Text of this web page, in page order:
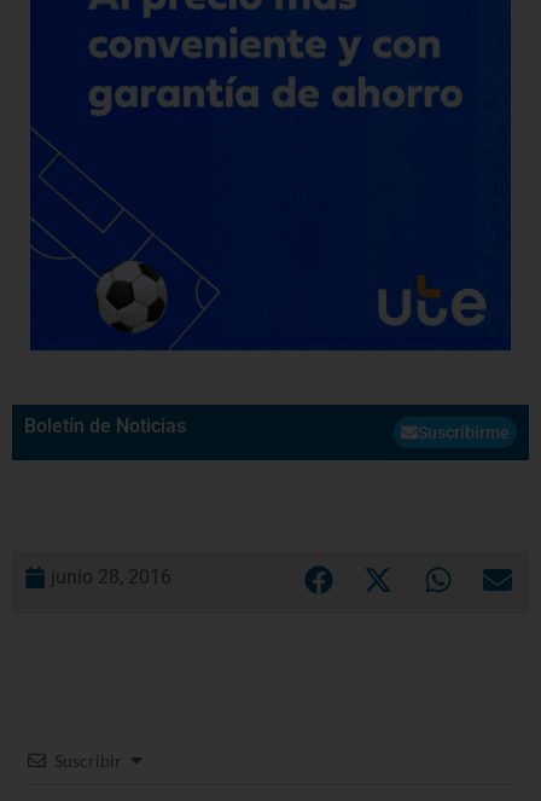
Boletín de Noticias Suscribirme
junio 28, 2016
Suscribir